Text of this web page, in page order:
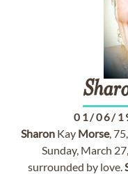
01/06/
Sharon Kay Morse,
Sunday, March
surrounded by love.